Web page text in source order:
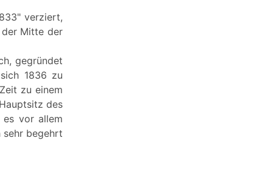
verziert,
der Mitte der
gegründet
1836 zu
zu einem
des
es vor allem
sehr begehrt